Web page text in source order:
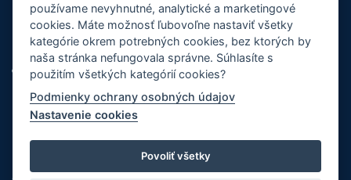
R-Evolution
Mochila
Camper
Compact
SlimFit
Dinamic 1.1
Integral Power
Split
MENU NÁKUP
Prihlásenie partnera
používame nevyhnutné, analytické a marketingové
cookies. Máte možnosť ľubovoľne nastaviť všetky
kategórie okrem potrebných cookies, bez ktorých by
naša stránka nefungovala správne. Súhlasíte s
použitím všetkých kategórií cookies?
Podmienky ochrany osobných údajov
Nastavenie cookies
Povoliť všetky